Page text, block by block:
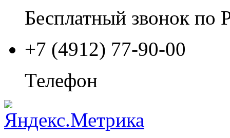
Бесплатный звонок по
+7 (4912) 77-90-00
Телефон